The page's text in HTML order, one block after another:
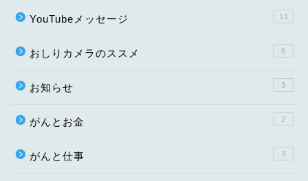
YouTubeメッセージ 13
おしりカメラのススメ 5
お知らせ 3
がんとお金 2
がんと仕事 3